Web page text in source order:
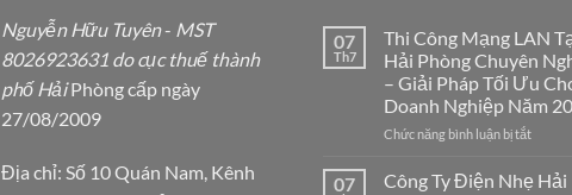
Nguyễn Hữu Tuyên- MST
8026923631 do cục thuế thành
phố HảiPhòng cấp ngày
27/08/2009
Địa chỉ: Số 10 Quán Nam, Kênh
07
Th7
Thi Công Mạng LAN
Hải Phòng Chuyên
– Giải Pháp Tối Ưu
Doanh Nghiệp Năm
Chức năng bình luận bị tắtở
Công
07
Công Ty Điện Nhẹ Hải